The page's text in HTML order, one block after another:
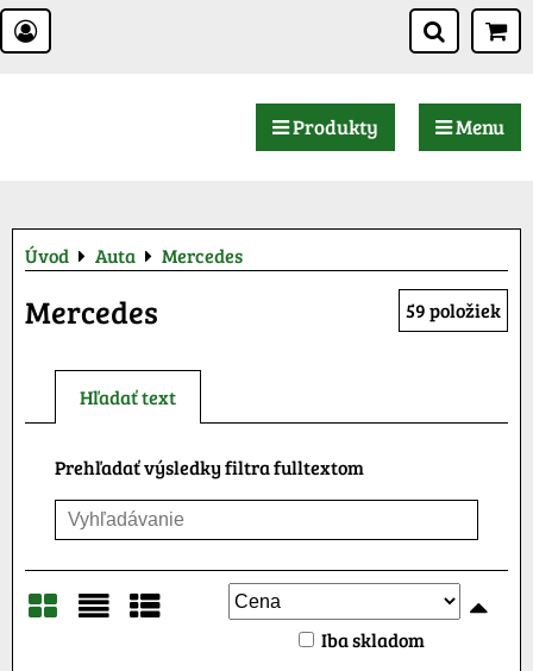
Produkty Menu
Úvod Auta Mercedes
Mercedes 59položiek
Hľadať text
Prehľadať výsledky filtra fulltextom
Iba skladom